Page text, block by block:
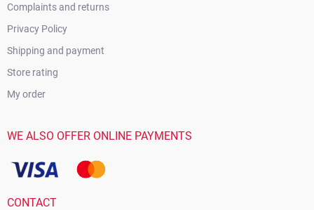
Complaints and returns
Privacy Policy
Shipping and payment
Store rating
My order
WE ALSO OFFER ONLINE PAYMENTS
CONTACT